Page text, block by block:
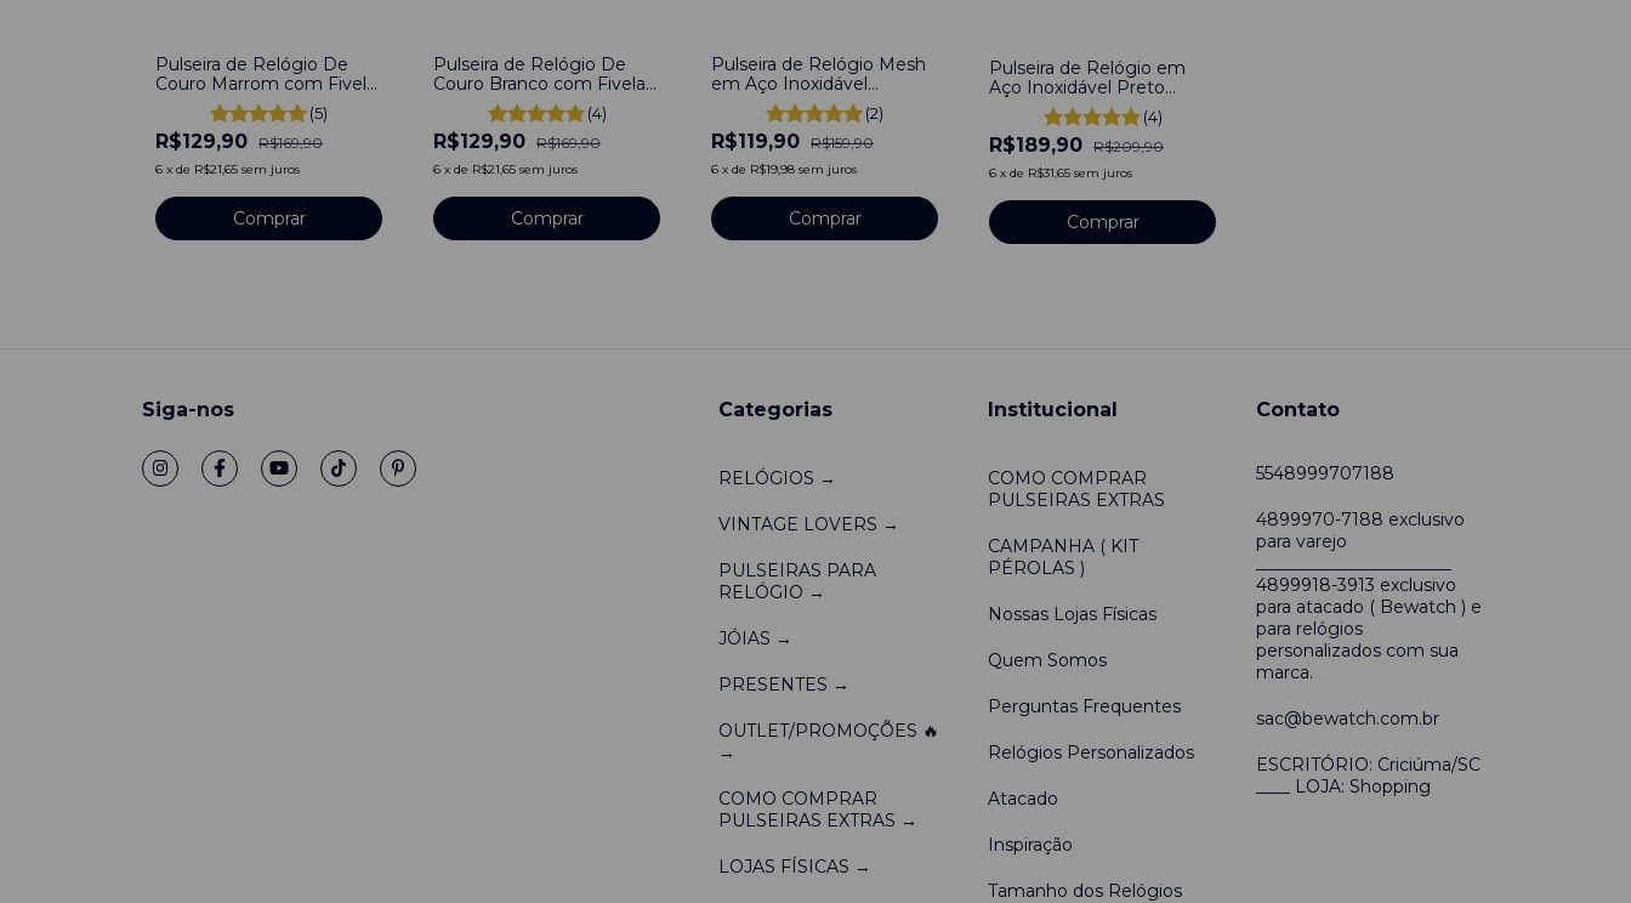
Pulseira de Relógio De
Couro Marrom com Fivela
em Aço Inoxidável 16mm
(5)
R$129,90 R$169,90
6 x de R$21,65 sem juros
Comprar
Pulseira de Relógio De
Couro Branco com Fivela
em Aço Inoxidável 16mm
(4)
R$129,90 R$169,90
6 x de R$21,65 sem juros
Comprar
Pulseira de Relógio Mesh
em Aço Inoxidável
Dourado 16mm
(2)
R$119,90 R$159,90
6 x de R$19,98 sem juros
Comprar
Pulseira de Relógio em
Aço Inoxidável Preto
16mm Com Engate
Rápido
(4)
R$189,90 R$209,90
6 x de R$31,65 sem juros
Comprar
Siga-nos Categorias
RELÓGIOS →
VINTAGE LOVERS →
PULSEIRAS PARA
RELÓGIO →
JÓIAS →
PRESENTES →
OUTLET/PROMOÇÕES 🔥
→
COMO COMPRAR
PULSEIRAS EXTRAS →
LOJAS FÍSICAS →
Institucional
COMO COMPRAR
PULSEIRAS EXTRAS
CAMPANHA ( KIT
PÉROLAS )
Nossas Lojas Físicas
Quem Somos
Perguntas Frequentes
Relógios Personalizados
Atacado
Inspiração
Tamanho dos Relógios
Contato
5548999707188
4899970-7188 exclusivo
para varejo
4899918-3913 exclusivo
para atacado ( Bewatch ) e
para relógios
personalizados com sua
marca.
sac@bewatch.com.br
ESCRITÓRIO: Criciúma/SC
____ LOJA: Shopping